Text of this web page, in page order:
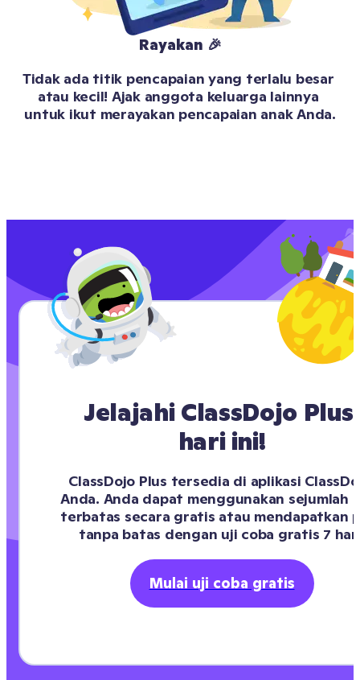
Rayakan 🎉
Tidak ada titik pencapaian yang terlalu besar
atau kecil! Ajak anggota keluarga lainnya
untuk ikut merayakan pencapaian anak Anda.
Jelajahi ClassDojo Plus
hari ini!
ClassDojo Plus tersedia di aplikasi
Anda. Anda dapat menggunakan sejumlah
terbatas secara gratis atau mendapatkan
tanpa batas dengan uji coba gratis 7
Mulai uji coba gratis